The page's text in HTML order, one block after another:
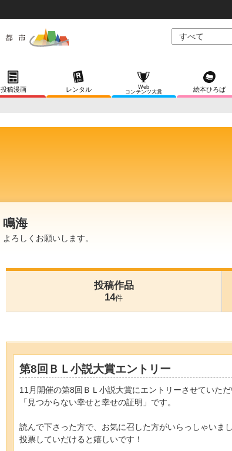
投稿漫画 レンタル
Web
コンテンツ大賞
絵本ひろば
鳴海
よろしくお願いします。
投稿作品
14件
第8回ＢＬ小説大賞エントリー
11月開催の第8回ＢＬ小説大賞にエントリーさせていただ
「見つからない幸せと幸せの証明」です。
読んで下さった方で、お気に召した方がいらっしゃいま
投票していだけると嬉しいです！